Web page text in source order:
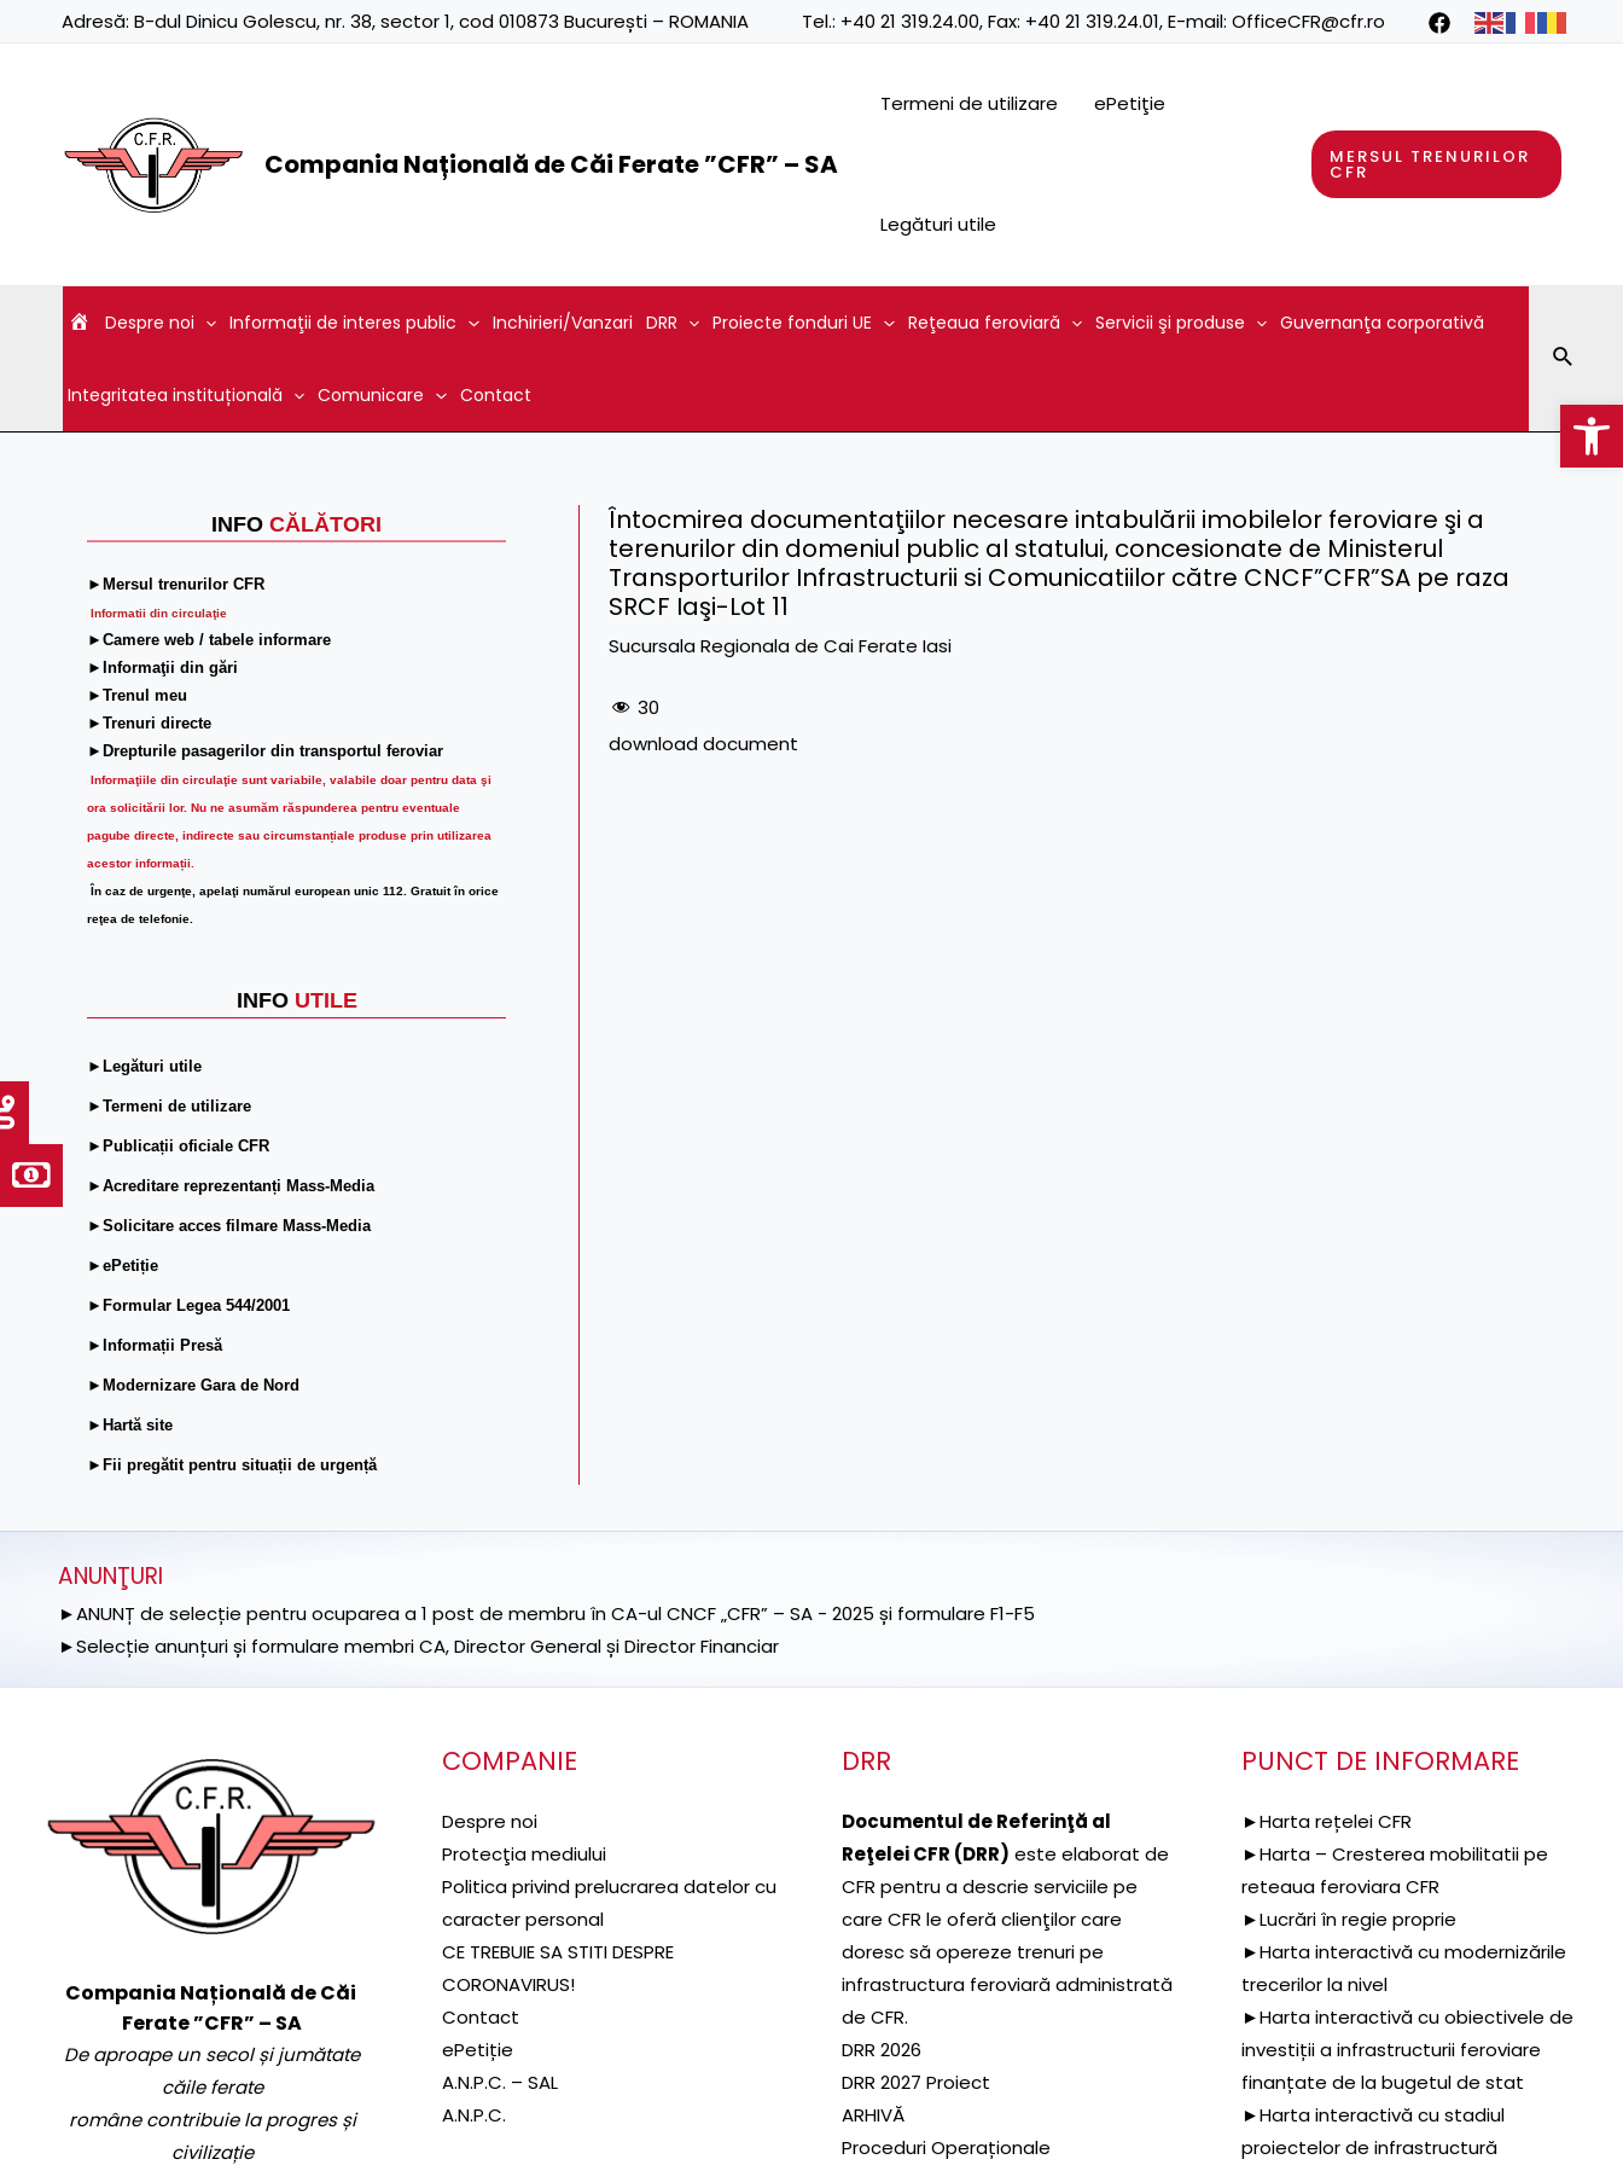
Adresă: B-dul Dinicu Golescu, nr. 38, sector 1, cod 010873 București – ROMANIA Tel.: +40 21 319.24.00, Fax: +40 21 319.24.01, E-mail: OfficeCFR@cfr.ro
Compania Națională de Căi Ferate ”CFR” – SA
Termeni de utilizare ePetiţie
Legături utile
MERSUL TRENURILOR
CFR
Despre noi Informaţii de interes public Inchirieri/Vanzari DRR Proiecte fonduri UE Reţeaua feroviară Servicii şi produse Guvernanţa corporativă
Integritatea instituțională Comunicare Contact
INFO CĂLĂTORI
►Mersul trenurilor CFR
Informatii din circulaţie
►Camere web / tabele informare
►Informaţii din gări
►Trenul meu
►Trenuri directe
►Drepturile pasagerilor din transportul feroviar
Informaţiile din circulaţie sunt variabile, valabile doar pentru data şi
ora solicitării lor. Nu ne asumăm răspunderea pentru eventuale
pagube directe, indirecte sau circumstanțiale produse prin utilizarea
acestor informații.
În caz de urgenţe, apelaţi numărul european unic 112. Gratuit în orice
reţea de telefonie.
INFO UTILE
►Legături utile
►Termeni de utilizare
►Publicații oficiale CFR
►Acreditare reprezentanți Mass-Media
►Solicitare acces filmare Mass-Media
►ePetiție
►Formular Legea 544/2001
►Informații Presă
►Modernizare Gara de Nord
►Hartă site
►Fii pregătit pentru situații de urgență
Întocmirea documentaţiilor necesare intabulării imobilelor feroviare şi a
terenurilor din domeniul public al statului, concesionate de Ministerul
Transporturilor Infrastructurii si Comunicatiilor către CNCF”CFR”SA pe raza
SRCF Iaşi-Lot 11
Sucursala Regionala de Cai Ferate Iasi
30
download document
ANUNŢURI
►ANUNȚ de selecție pentru ocuparea a 1 post de membru în CA-ul CNCF „CFR” – SA - 2025 și formulare F1-F5
►Selecție anunțuri și formulare membri CA, Director General și Director Financiar
Compania Națională de Căi
Ferate ”CFR” – SA
De aproape un secol și jumătate
căile ferate
române contribuie la progres și
civilizație
COMPANIE
Despre noi
Protecţia mediului
Politica privind prelucrarea datelor cu
caracter personal
CE TREBUIE SA STITI DESPRE
CORONAVIRUS!
Contact
ePetiție
A.N.P.C. – SAL
A.N.P.C.
DRR
Documentul de Referinţă al
Reţelei CFR (DRR) este elaborat de
CFR pentru a descrie serviciile pe
care CFR le oferă clienţilor care
doresc să opereze trenuri pe
infrastructura feroviară administrată
de CFR.
DRR 2026
DRR 2027 Proiect
ARHIVĂ
Proceduri Operaționale
PUNCT DE INFORMARE
►Harta rețelei CFR
►Harta – Cresterea mobilitatii pe
reteaua feroviara CFR
►Lucrări în regie proprie
►Harta interactivă cu modernizările
trecerilor la nivel
►Harta interactivă cu obiectivele de
investiții a infrastructurii feroviare
finanțate de la bugetul de stat
►Harta interactivă cu stadiul
proiectelor de infrastructură